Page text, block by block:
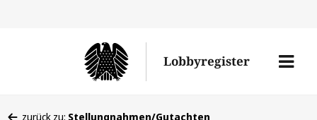
Lobbyregister
Menü
zurück zu: Stellungnahmen/Gutachten